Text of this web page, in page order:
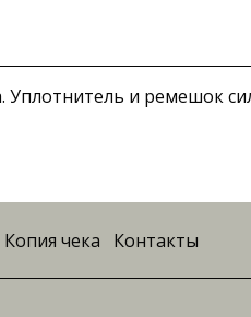
Уплотнитель и ремешок
Копия чека Контакты